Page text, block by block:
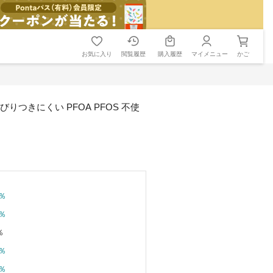
お気に入り 閲覧履歴 購入履歴 マイメニュー かご
りつきにくい PFOA PFOS 不使